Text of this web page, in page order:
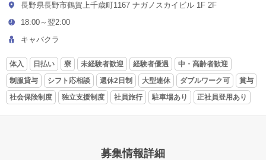
長野県長野市鶴賀上千歳町1167 ナガノスカイビル 1F 2F
18:00～翌2:00
キャバクラ
体入 日払い 寮 未経験者歓迎 経験者優遇
中・高齢者歓迎
制服貸与
シフト応相談 週休2日制 大型連休 ダブルワーク可
賞与
社会保険制度
独立支援制度 社員旅行 駐車場あり 正社員登用あり
募集情報詳細